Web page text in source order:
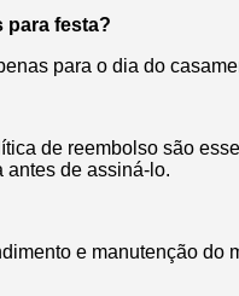
para festa?
para o dia do
de reembolso são
antes de assiná-lo.
e manutenção